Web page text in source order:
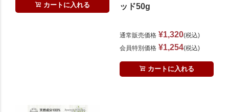
カートに入れる
ッド50g
通常販売価格 ¥1,320 税込
会員特別価格 ¥1,254 税込
カートに入れる